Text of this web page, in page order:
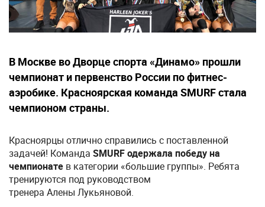
В Москве во Дворце спорта «Динамо» прошли
чемпионат и первенство России по фитнес-
аэробике. Красноярская команда SMURF стала
чемпионом страны.
Красноярцы отлично справились с поставленной
задачей! Команда SMURF одержала победу на
чемпионате в категории «большие группы». Ребята
тренируются под руководством
тренера Алены Лукьяновой.